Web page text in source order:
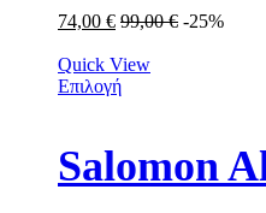
74,00 € 99,00€ -25%
Quick View
Επιλογή
Salomon